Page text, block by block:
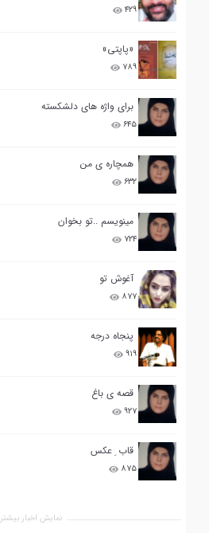
۴۲۹
«پاپتی»
۷۸۹
برای واژه های دلشکسته
۶۴۵
همچاره ی من
۶۳۲
مینویسم ..تو بخوان
۷۲۴
آغوش تو
۸۷۷
پنجاه درجه
۹۱۹
قصه ی باغ
۹۲۷
قاب ِ عکس
۸۷۵
نمایش اخبار بیشتر